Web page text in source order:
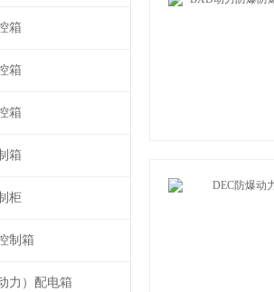
箱
箱
箱
箱
柜
制箱
力）配电箱